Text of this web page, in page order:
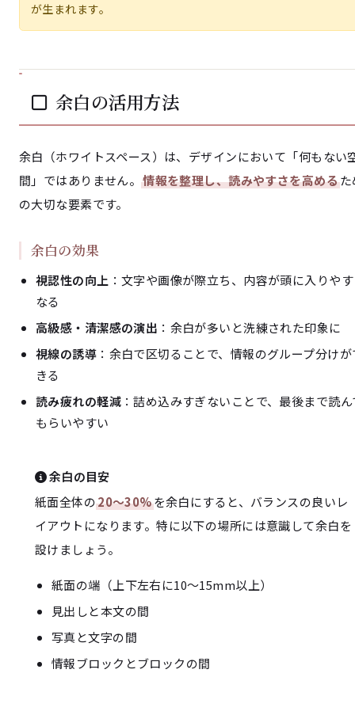
が生まれます。
余白の活用方法
余白（ホワイトスペース）は、デザインにおいて「何もない
間」ではありません。情報を整理し、読みやすさを高めるた
の大切な要素です。
余白の効果
視認性の向上 ：文字や画像が際立ち、内容が頭に入りや
なる
高級感・清潔感の演出 ：余白が多いと洗練された印象に
視線の誘導 ：余白で区切ることで、情報のグループ分けが
きる
読み疲れの軽減：詰め込みすぎないことで、最後まで読ん
もらいやすい
余白の目安
紙面全体の20〜30%を余白にすると、バランスの良いレ
イアウトになります。特に以下の場所には意識して余白を
設けましょう。
紙面の端（上下左右に10〜15mm以上）
見出しと本文の間
写真と文字の間
情報ブロックとブロックの間